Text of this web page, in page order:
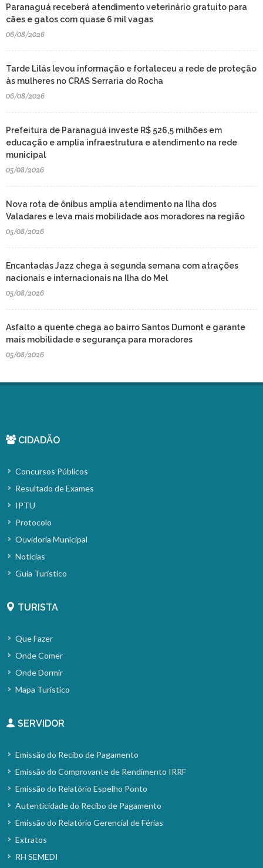
Paranaguá receberá atendimento veterinário gratuito para
cães e gatos com quase 6 mil vagas
06/08/2026
Tarde Lilás levou informação e fortaleceu a rede de proteção
às mulheres no CRAS Serraria do Rocha
06/08/2026
Prefeitura de Paranaguá investe R$ 526,5 milhões em
educação e amplia infraestrutura e atendimento na rede
municipal
05/08/2026
Nova rota de ônibus amplia atendimento na Ilha dos
Valadares e leva mais mobilidade aos moradores na região
05/08/2026
Encantadas Jazz chega à segunda semana com atrações
nacionais e internacionais na Ilha do Mel
05/08/2026
Asfalto a quente chega ao bairro Santos Dumont e garante
mais mobilidade e segurança para moradores
05/08/2026
CIDADÃO
Concursos Públicos
Resultado de Exames
IPTU
Protocolo
Ouvidoria Municipal
Notícias
Guia Turístico
TURISTA
Que Fazer
Onde Comer
Onde Dormir
Mapa Turístico
SERVIDOR
Emissão do Recibo de Pagamento
Emissão do Comprovante de Rendimento IRRF
Emissão do Relatório Espelho Ponto
Autenticidade do Recibo de Pagamento
Emissão do Relatório Gerencial de Férias
Extratos
RH SEMEDI